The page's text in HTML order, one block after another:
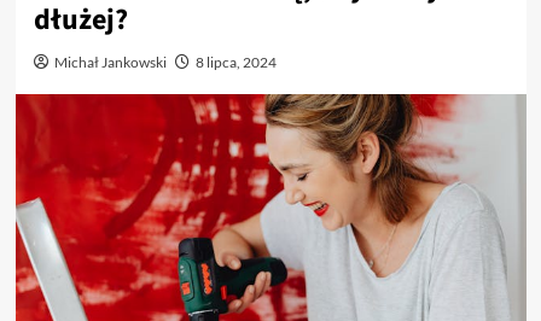
dłużej?
Michał Jankowski 8 lipca, 2024